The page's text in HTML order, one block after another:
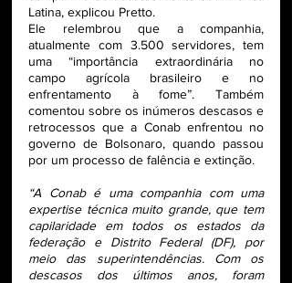
Latina, explicou Pretto.
Ele relembrou que a companhia,
atualmente com 3.500 servidores, tem
uma “importância extraordinária no
campo agrícola brasileiro e no
enfrentamento à fome”. Também
comentou sobre os inúmeros descasos e
retrocessos que a Conab enfrentou no
governo de Bolsonaro, quando passou
por um processo de falência e extinção.
“A Conab é uma companhia com uma
expertise técnica muito grande, que tem
capilaridade em todos os estados da
federação e Distrito Federal (DF), por
meio das superintendências. Com os
descasos dos últimos anos, foram